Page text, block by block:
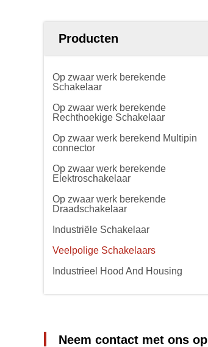
Producten
Op zwaar werk berekende
Schakelaar
Op zwaar werk berekende
Rechthoekige Schakelaar
Op zwaar werk berekend Multipin
connector
Op zwaar werk berekende
Elektroschakelaar
Op zwaar werk berekende
Draadschakelaar
Industriële Schakelaar
Veelpolige Schakelaars
Industrieel Hood And Housing
Neem contact met ons op